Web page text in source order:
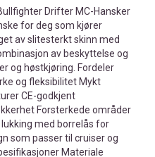
Drifter MC-Hansker
for deg som kjører
av slitesterkt skinn med
av beskyttelse og
og høstkjøring. Fordeler
og fleksibilitet Mykt
CE-godkjent
Forsterkede områder
med borrelås for
som passer til cruiser og
Materiale